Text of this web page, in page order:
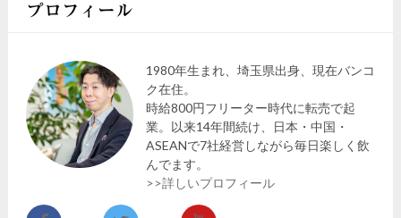
プロフィール
1980年生まれ、埼玉県出身、現在バンコ
ク在住。
時給800円フリーター時代に転売で起
業。以来14年間続け、日本・中国・
ASEANで7社経営しながら毎日楽しく飲
んでます。
>>詳しいプロフィール